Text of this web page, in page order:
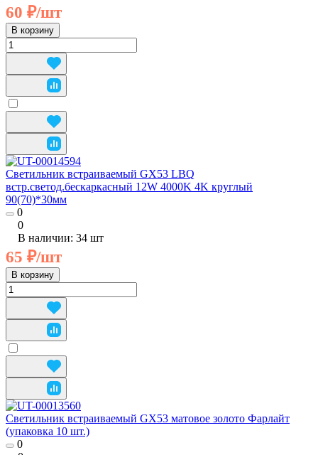
60 ₽/шт
В корзину
Cветильник встраиваемый GX53 LBQ
встр.светод.бескаркасный 12W 4000K 4K круглый
90(70)*30мм
0
0
В наличии: 34 шт
65 ₽/шт
В корзину
Cветильник встраиваемый GX53 матовое золото Фарлайт
(упаковка 10 шт.)
0